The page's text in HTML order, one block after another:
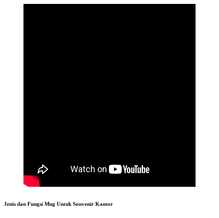
Jenis dan Fungsi Mug Untuk Souvenir Kantor